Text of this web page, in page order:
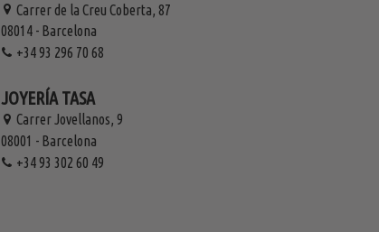
Carrer de la Creu Coberta, 87
08014 - Barcelona
+34 93 296 70 68
JOYERÍA TASA
Carrer Jovellanos, 9
08001 - Barcelona
+34 93 302 60 49